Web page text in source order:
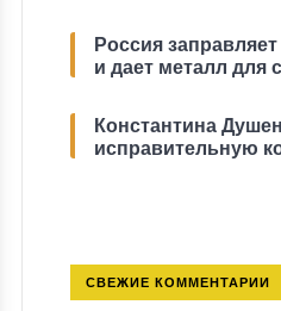
Россия
и дает металл для
Константина
исправительную
СВЕЖИЕ КОММЕНТАРИИ